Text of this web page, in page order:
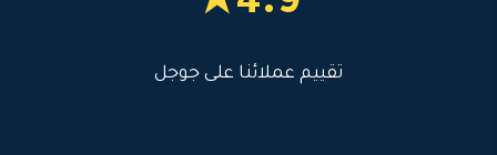
تقييم عملائنا على جوجل